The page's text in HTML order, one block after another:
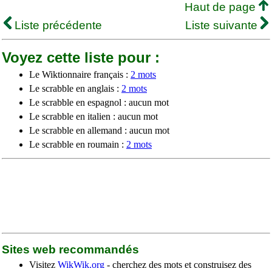
Haut de page
Liste précédente
Liste suivante
Voyez cette liste pour :
Le Wiktionnaire français : 2 mots
Le scrabble en anglais : 2 mots
Le scrabble en espagnol : aucun mot
Le scrabble en italien : aucun mot
Le scrabble en allemand : aucun mot
Le scrabble en roumain : 2 mots
Sites web recommandés
Visitez WikWik.org - cherchez des mots et construisez des